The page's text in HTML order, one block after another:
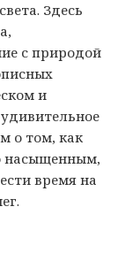
Здесь
с природой
и
о том, как
насыщенным,
время на
Шри-Ланки